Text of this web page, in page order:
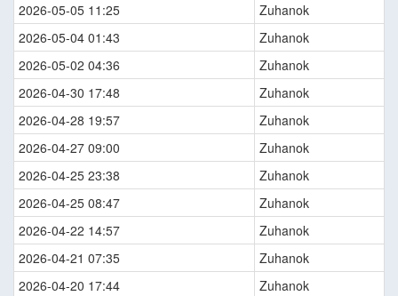
2026-05-05 11:25
Zuhanok
2026-05-04 01:43
Zuhanok
2026-05-02 04:36
Zuhanok
2026-04-30 17:48
Zuhanok
2026-04-28 19:57
Zuhanok
2026-04-27 09:00
Zuhanok
2026-04-25 23:38
Zuhanok
2026-04-25 08:47
Zuhanok
2026-04-22 14:57
Zuhanok
2026-04-21 07:35
Zuhanok
2026-04-20 17:44
Zuhanok